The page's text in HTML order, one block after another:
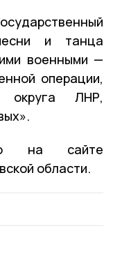
и танца
военными —
операции,
округа ЛНР,
на сайте
области.